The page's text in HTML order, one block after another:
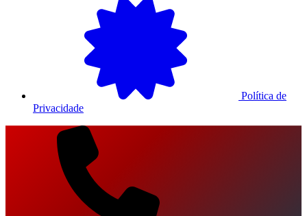
Política de
Privacidade